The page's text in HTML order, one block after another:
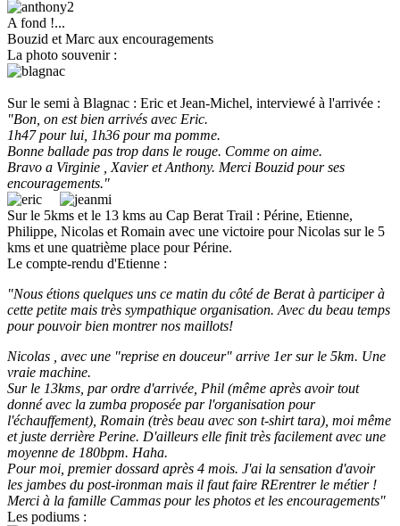
A fond !...
Bouzid et Marc aux encouragements
La photo souvenir :
Sur le semi à Blagnac : Eric et Jean-Michel, interviewé à l'arrivée :
"Bon, on est bien arrivés avec Eric.
1h47 pour lui, 1h36 pour ma pomme.
Bonne ballade pas trop dans le rouge. Comme on aime.
Bravo a Virginie , Xavier et Anthony. Merci Bouzid pour ses
encouragements."
Sur le 5kms et le 13 kms au Cap Berat Trail : Périne, Etienne,
Philippe, Nicolas et Romain avec une victoire pour Nicolas sur le 5
kms et une quatrième place pour Périne.
Le compte-rendu d'Etienne :
"Nous étions quelques uns ce matin du côté de Berat à participer à
cette petite mais très sympathique organisation. Avec du beau temps
pour pouvoir bien montrer nos maillots!
Nicolas , avec une "reprise en douceur" arrive 1er sur le 5km. Une
vraie machine.
Sur le 13kms, par ordre d'arrivée, Phil (même après avoir tout
donné avec la zumba proposée par l'organisation pour
l'échauffement), Romain (très beau avec son t-shirt tara), moi même
et juste derrière Perine. D'ailleurs elle finit très facilement avec une
moyenne de 180bpm. Haha.
Pour moi, premier dossard après 4 mois. J'ai la sensation d'avoir
les jambes du post-ironman mais il faut faire RErentrer le métier !
Merci à la famille Cammas pour les photos et les encouragements"
Les podiums :